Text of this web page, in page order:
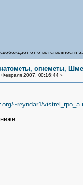
от ответственности
огнеметы,
Февраля 2007, 00:16:44 »
~reyndar1/